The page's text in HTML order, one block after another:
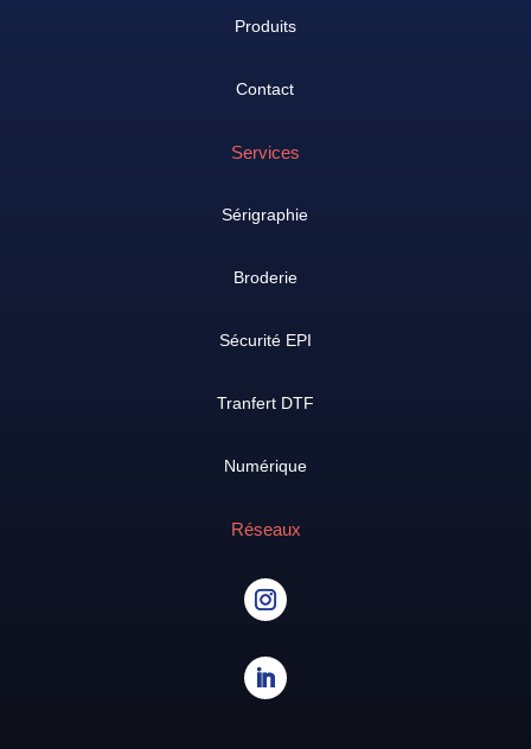
Produits
Contact
Services
Sérigraphie
Broderie
Sécurité EPI
Tranfert DTF
Numérique
Réseaux